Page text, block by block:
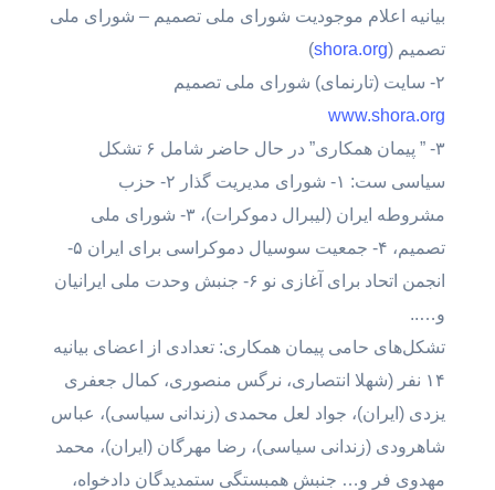
بیانیه اعلام موجودیت شورای ملی تصمیم – شورای ملی
تصمیم (shora.org
)
۲- سایت (تارنمای) شورای ملی تصمیم
www.shora.org
۳- ” پیمان همکاری” در حال حاضر شامل ۶ تشکل
سیاسی ست: ۱- شورای مدیریت گذار ۲- حزب
مشروطه ایران (لیبرال دموکرات)، ۳- شورای ملی
تصمیم، ۴- جمعیت سوسیال دموکراسی برای ایران ۵-
انجمن اتحاد برای آغازی نو ۶- جنبش وحدت ملی ایرانیان
و…..
تشکل‌های حامی پیمان همکاری: تعدادی از اعضای بیانیه
۱۴ نفر (شهلا انتصاری، نرگس منصوری، کمال جعفری
یزدی (ایران)، جواد لعل محمدی (زندانی سیاسی)، عباس
شاهرودی (زندانی سیاسی)، رضا مهرگان (ایران)، محمد
مهدوی فر و… جنبش همبستگی ستمدیدگان دادخواه،